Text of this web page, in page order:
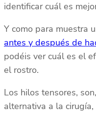
identificar cuál es
Y como para muestra
antes y después de
podéis ver cuál es el
el rostro.
Los hilos tensores,
alternativa a la